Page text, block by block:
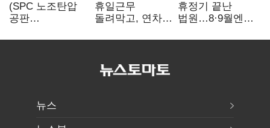
(SPC 노조탄압
공판
도 책임 안 지는
휴일근무
돌려막고, 연차도
승무현장의
52시간'
휴정기 끝난
법원…8·9월엔
'줄선고' 예정
뉴스